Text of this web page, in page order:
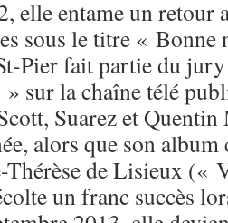
elle entame un retour
sous le titre «
Pier fait partie du
sur la chaîne télé
Suarez et
alors que son album
Thérèse de Lisieux («
un franc succès